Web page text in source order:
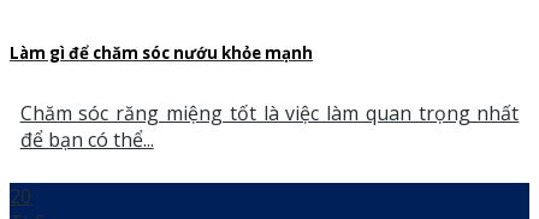
Làm gì để chăm sóc nướu khỏe mạnh
Chăm sóc răng miệng tốt là việc làm quan trọng nhất
để bạn có thể...
20